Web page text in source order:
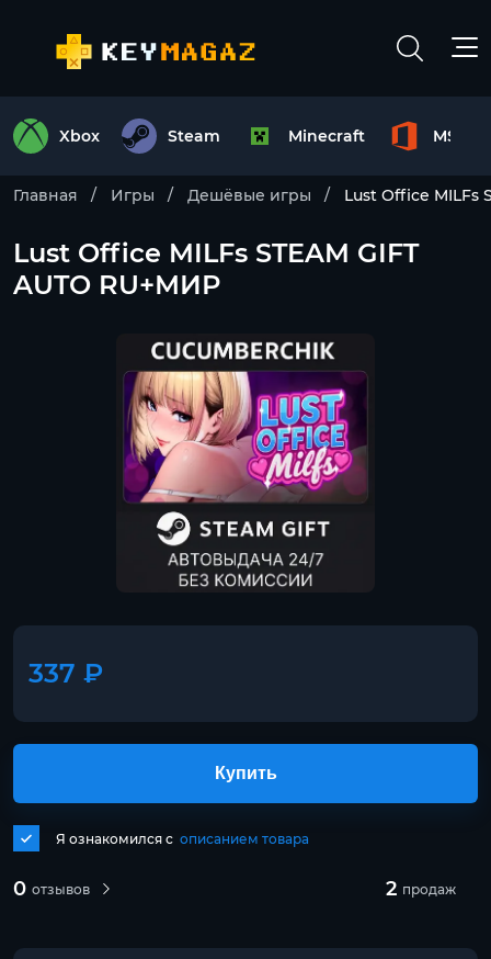
Xbox Steam Minecraft MS
Главная Игры Дешёвые игры Lust Office MILFs
Lust Office MILFs STEAM GIFT
AUTO RU+МИР
337 ₽
0 отзывов 2 продаж
Я ознакомился с описанием товара
Купить